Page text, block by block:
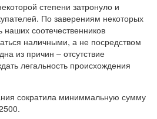
степени затронуло и
По заверениям некоторых
наших соотечественников
наличными, а не посредством
из причин – отсутствие
легальность происхождения
сократила миниммальную сумму